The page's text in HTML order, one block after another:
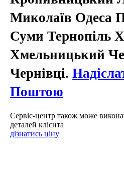
Миколаїв Одеса
Суми Тернопіль
Хмельницький
Чернівці.
Поштою
Сервіс-центр також може
деталей клієнта
дізнатись ціну